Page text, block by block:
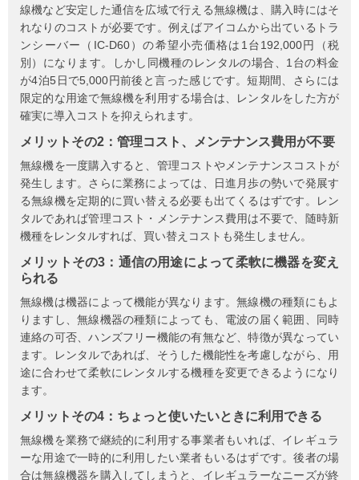
線機など安定した通信を広域で行える無線機は、購入時にはそ
れなりのコストが必要です。例えばアイコムから出ているトラ
ンシーバー（IC-D60）の希望小売価格は1台192,000円
（税
別） になります。しかし同機種のレンタルの場合、 1 台の料金
が4泊5 日で5,000円前後と言った感じです。短期間、さらには
限定的な用途で無線機を利用する場合は、レンタルをした方が
確実に導入コストを抑えられます。
メリットその2：管理コスト、メンテナンス費用が不要
無線機を一度購入すると、管理コストやメンテナンスコストが
発生します。さらに業務によっては、日進月歩の勢いで発展す
る無線機を定期的に買い替える必要も出てくるはずです。レン
タルであれば管理コスト・メンテナンス費用は不要で、随時新
機種をレンタルすれば、買い替えコストも発生しません。
メリットその3：通信の用途によって柔軟に機器を変え
られる
無線機は機器によって機能が異なります。無線機の種類にもよ
りますし、無線機器の種類によっても、電波の届く範囲、同時
連絡の可否、ハンズフリー機能の有無など、特徴が異なってい
ます。レンタルであれば、そうした機能性を考慮しながら、用
途に合わせて柔軟にレンタルする機種を変更できるようになり
ます。
メリットその4：ちょっと使いたいときに利用できる
無線機を業務で継続的に利用する事業者もいれば、イレギュラ
ーな用途で一時的に利用したい業者もいるはずです。後者の場
合は無線機器を購入してしまうと、イレギュラーなニーズが終